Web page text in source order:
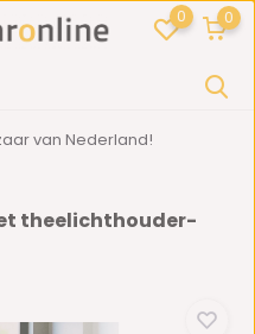
0 0
van Nederland!
theelichthouder-